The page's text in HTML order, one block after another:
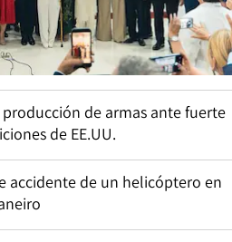
de armas ante fuerte
de EE.UU.
accidente de un helicóptero en